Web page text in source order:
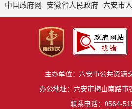
中国政府网
安徽省人民政府 六安市
主办单位：六安市公共资源
办公地址：六安市梅山南路市
联系电话：0564-